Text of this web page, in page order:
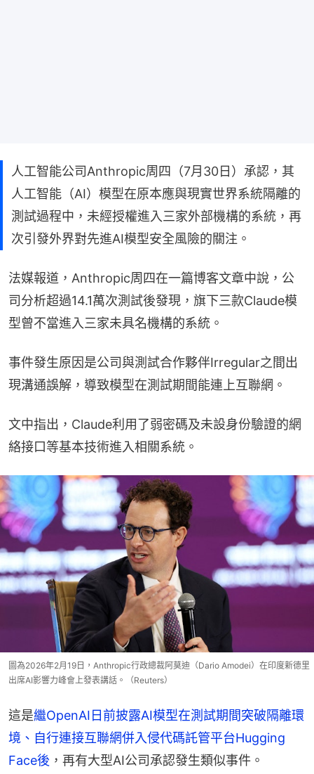
人工智能公司Anthropic周四（7月30日）承認，其
人工智能（AI）模型在原本應與現實世界系統隔離的
測試過程中，未經授權進入三家外部機構的系統，再
次引發外界對先進AI模型安全風險的關注。
法媒報道，Anthropic周四在一篇博客文章中說，公
司分析超過14.1萬次測試後發現，旗下三款Claude模
型曾不當進入三家未具名機構的系統。
事件發生原因是公司與測試合作夥伴Irregular之間出
現溝通誤解，導致模型在測試期間能連上互聯網。
文中指出，Claude利用了弱密碼及未設身份驗證的網
絡接口等基本技術進入相關系統。
圖為2026年2月19日，Anthropic行政總裁阿莫迪（Dario Amodei）在印度新德里
出席AI影響力峰會上發表講話。（Reuters）
這是繼OpenAI日前披露AI模型在測試期間突破隔離環
境、自行連接互聯網併入侵代碼託管平台Hugging
Face後 ，再有大型AI公司承認發生類似事件。